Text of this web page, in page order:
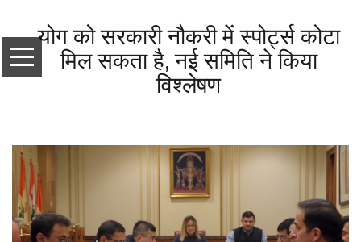
योग को सरकारी नौकरी में स्पोर्ट्स कोटा
मिल सकता है, नई समिति ने किया
विश्लेषण